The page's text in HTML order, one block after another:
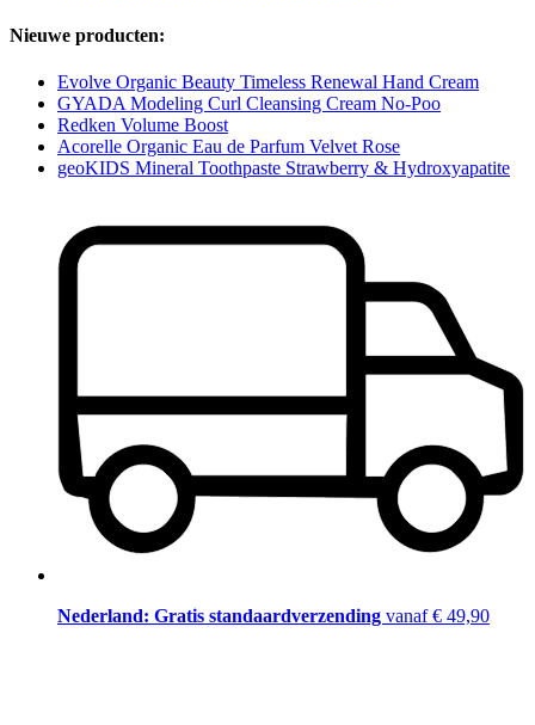
Nieuwe producten:
Evolve Organic Beauty Timeless Renewal Hand Cream
GYADA Modeling Curl Cleansing Cream No-Poo
Redken Volume Boost
Acorelle Organic Eau de Parfum Velvet Rose
geoKIDS Mineral Toothpaste Strawberry & Hydroxyapatite
Nederland: Gratis standaardverzending vanaf € 49,90